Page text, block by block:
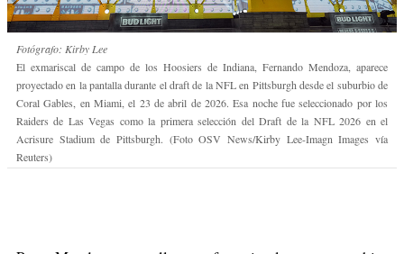
Fotógrafo: Kirby Lee
El exmariscal de campo de los Hoosiers de Indiana, Fernando Mendoza, aparece
proyectado en la pantalla durante el draft de la NFL en Pittsburgh desde el suburbio de
Coral Gables, en Miami, el 23 de abril de 2026. Esa noche fue seleccionado por los
Raiders de Las Vegas como la primera selección del Draft de la NFL 2026 en el
Acrisure Stadium de Pittsburgh. (Foto OSV News/Kirby Lee-Imagn Images vía
Reuters)